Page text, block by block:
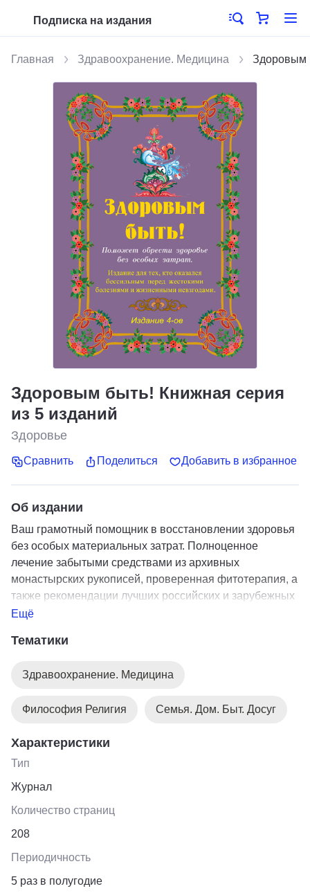
Подписка на издания
Главная Здравоохранение. Медицина Здоровым
Здоровым быть! Книжная серия
из 5 изданий
Здоровье
Сравнить Поделиться Добавить в избранное
Об издании
Ваш грамотный помощник в восстановлении здоровья
без особых материальных затрат. Полноценное
лечение забытыми средствами из архивных
монастырских рукописей, проверенная фитотерапия, а
также рекомендации лучших российских и зарубежных
врачей. Внимание! Книги заявлялись в подписку ранее.
Ещё
Тематики
Здравоохранение. Медицина
Философия Религия Семья. Дом. Быт. Досуг
Характеристики
Тип
Журнал
Количество страниц
208
Периодичность
5 раз в полугодие